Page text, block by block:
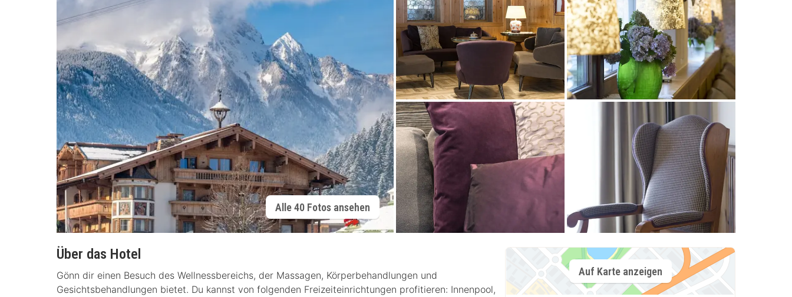
Alle 40 Fotos ansehen
Über das Hotel
Gönn dir einen Besuch des Wellnessbereichs, der Massagen, Körperbehandlungen und
Gesichtsbehandlungen bietet. Du kannst von folgenden Freizeiteinrichtungen profitieren: Innenpool,
Auf Karte anzeigen